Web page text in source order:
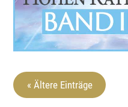
« Ältere Einträge